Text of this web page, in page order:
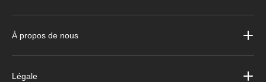
À propos de nous
Légale